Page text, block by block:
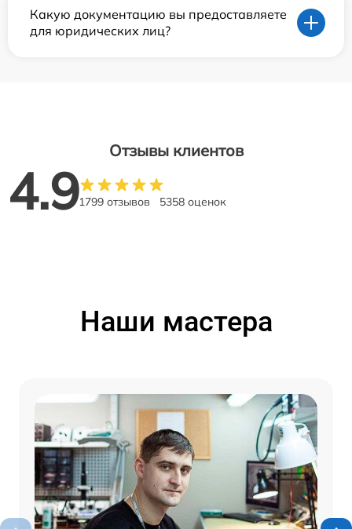
Какую документацию вы предоставляете
для юридических лиц?
Отзывы клиентов
4.91799 отзывов 5358 оценок
Наши мастера